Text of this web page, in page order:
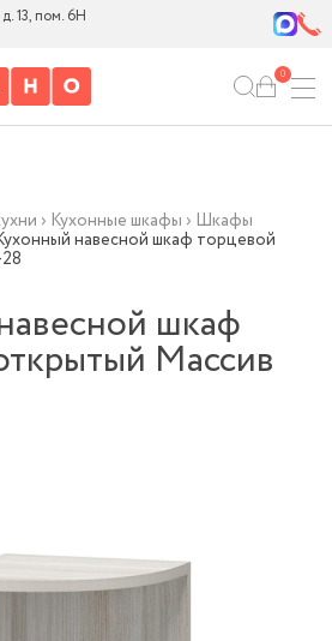
13, пом. 6Н
0
› Кухонные шкафы › Шкафы
навесной шкаф торцевой
шкаф
Массив